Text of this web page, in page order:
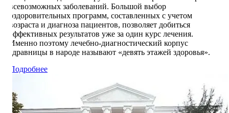
всевозможных заболеваний. Большой выбор
оздоровительных программ, составленных с учетом
возраста и диагноза пациентов, позволяет добиться
эффективных результатов уже за один курс лечения.
Именно поэтому лечебно-диагностический корпус
здравницы в народе называют «девять этажей здоровья».
Подробнее